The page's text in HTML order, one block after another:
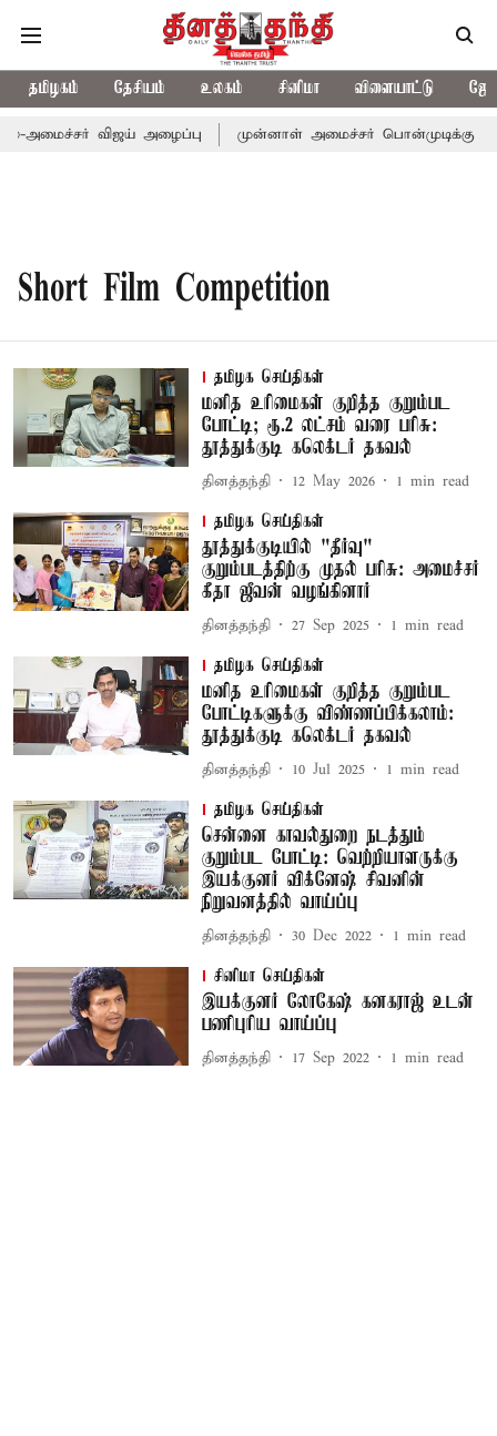
தமிழகம் தேசியம் உலகம் சினிமா விளையாட்டு
அமைச்சர் விஜய் அழைப்பு முன்னாள் அமைச்சர் பொன்முடிக்கு
Short Film Competition
தமிழக செய்திகள்
மனித உரிமைகள் குறித்த குறும்பட
போட்டி; ரூ.2 லட்சம் வரை பரிசு:
தூத்துக்குடி கலெக்டர் தகவல்
தினத்தந்தி 12 May 2026 1 min read
தமிழக செய்திகள்
தூத்துக்குடியில் "தீர்வு"
குறும்படத்திற்கு முதல் பரிசு: அமைச்சர்
கீதா ஜீவன் வழங்கினார்
தினத்தந்தி 27 Sep 2025 1 min read
தமிழக செய்திகள்
மனித உரிமைகள் குறித்த குறும்பட
போட்டிகளுக்கு விண்ணப்பிக்கலாம்:
தூத்துக்குடி கலெக்டர் தகவல்
தினத்தந்தி 10 Jul 2025 1 min read
தமிழக செய்திகள்
சென்னை காவல்துறை நடத்தும்
குறும்பட போட்டி: வெற்றியாளருக்கு
இயக்குனர் விக்னேஷ் சிவனின்
நிறுவனத்தில் வாய்ப்பு
தினத்தந்தி 30 Dec 2022 1 min read
சினிமா செய்திகள்
இயக்குனர் லோகேஷ் கனகராஜ் உடன்
பணிபுரிய வாய்ப்பு
தினத்தந்தி 17 Sep 2022 1 min read